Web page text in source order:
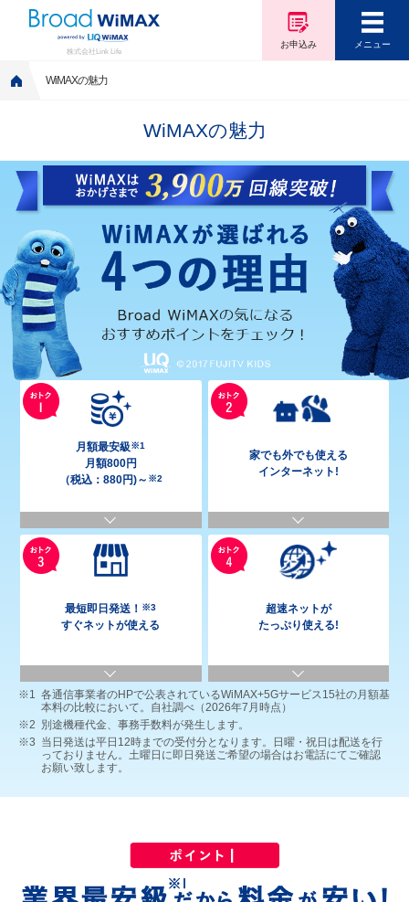
株式会社Link Life
メニュー
お申込み
WiMAXの魅力
WiMAXの魅力
月額最安級※1
月額800円
（税込：880円)～ ※2
家でも外でも使える
インターネット!
最短即日発送！ ※3
すぐネットが使える
超速ネットが
たっぷり使える!
各通信事業者のHPで公表されているWiMAX+5Gサービス15社の月額基
本料の比較において。自社調べ（2026年7月時点）
別途機種代金、事務手数料が発生します。
当日発送は平日12時までの受付分となります。日曜・祝日は配送を行
っておりません。土曜日に即日発送ご希望の場合はお電話にてご確認
お願い致します。